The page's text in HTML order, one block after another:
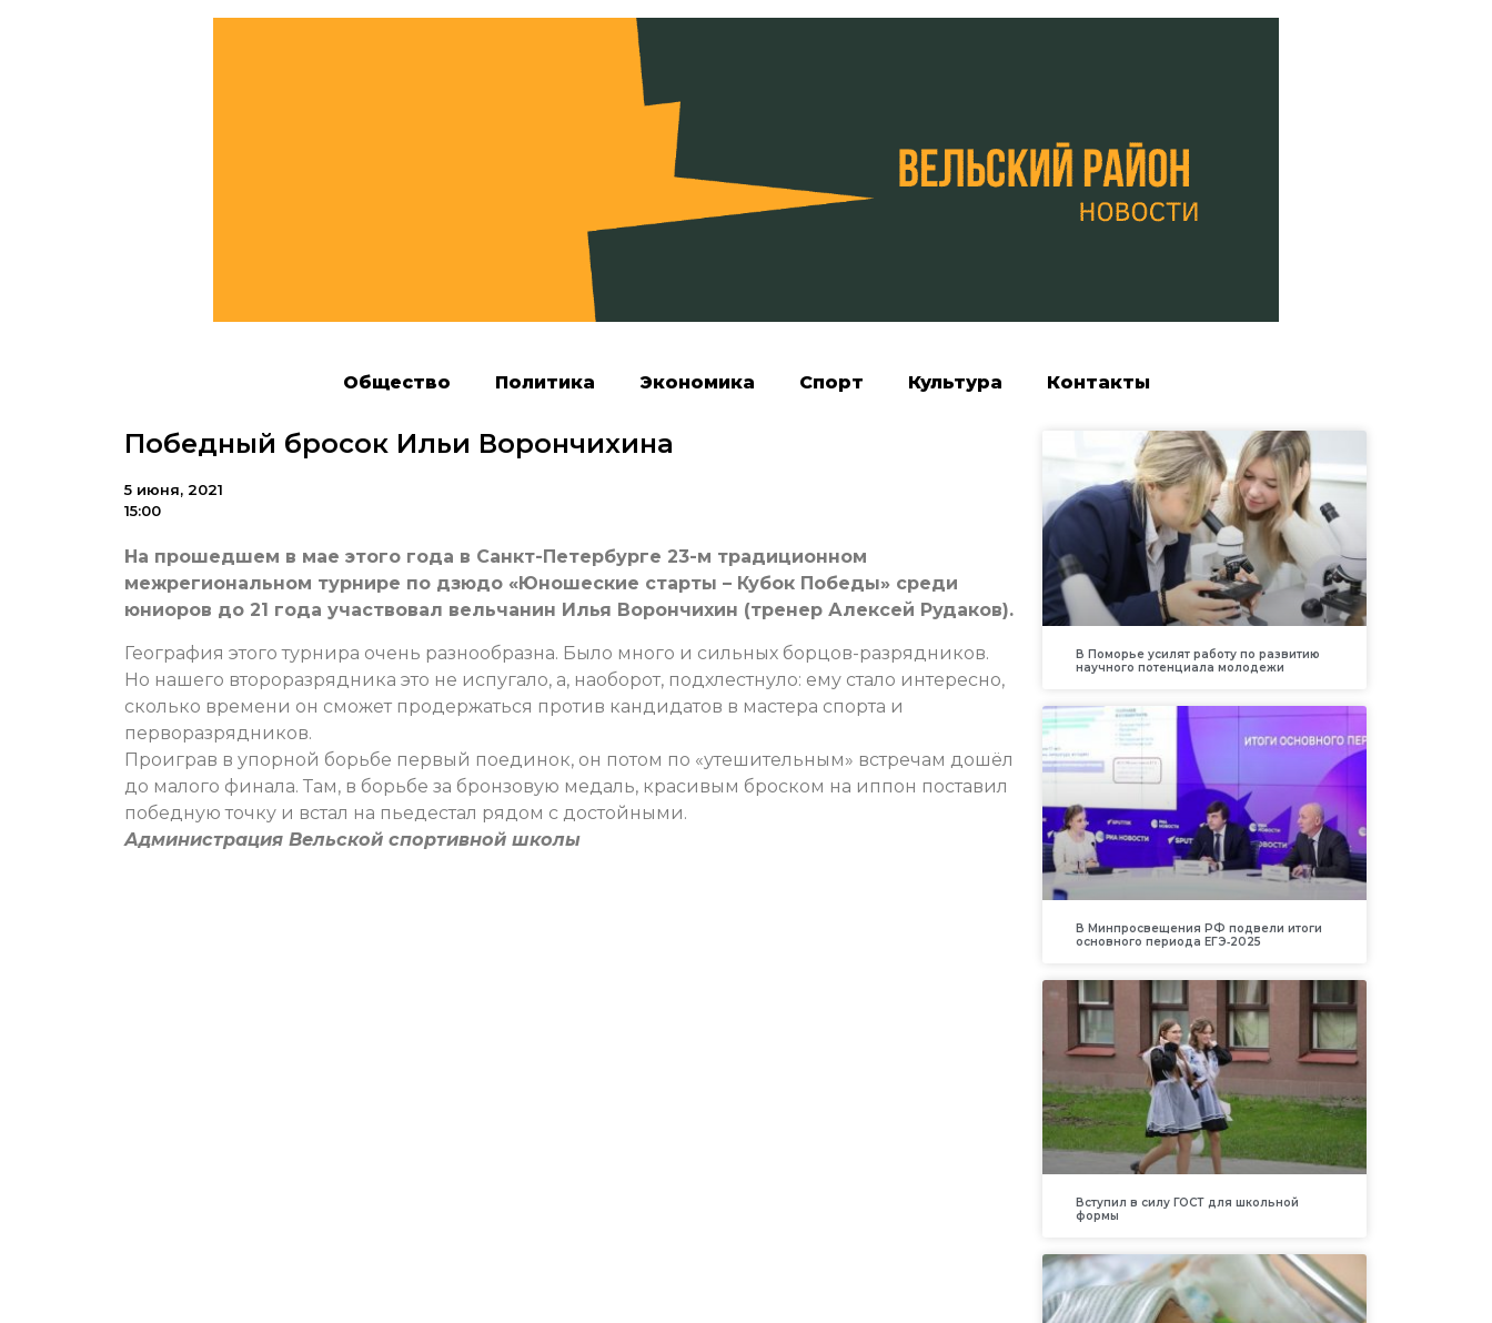
Общество Политика Экономика Спорт Культура Контакты
Победный бросок Ильи Ворончихина
5 июня, 2021
15:00
На прошедшем в мае этого года в Санкт-Петербурге 23-м традиционном
межрегиональном турнире по дзюдо «Юношеские старты – Кубок Победы» среди
юниоров до 21 года участвовал вельчанин Илья Ворончихин (тренер Алексей Рудаков).
География этого турнира очень разнообразна. Было много и сильных борцов-разрядников.
Но нашего второразрядника это не испугало, а, наоборот, подхлестнуло: ему стало интересно,
сколько времени он сможет продержаться против кандидатов в мастера спорта и
перворазрядников.
Проиграв в упорной борьбе первый поединок, он потом по «утешительным» встречам дошёл
до малого финала. Там, в борьбе за бронзовую медаль, красивым броском на иппон поставил
победную точку и встал на пьедестал рядом с достойными.
Администрация Вельской спортивной школы
В Поморье усилят работу по развитию
научного потенциала молодежи
В Минпросвещения РФ подвели итоги
основного периода ЕГЭ‑2025
Вступил в силу ГОСТ для школьной
формы